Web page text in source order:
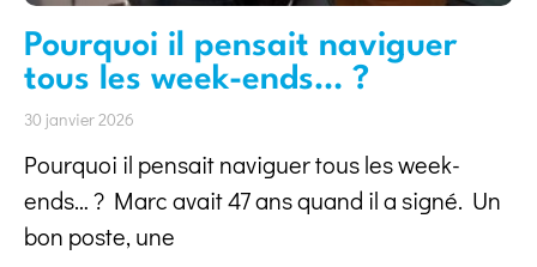
Pourquoi il pensait naviguer
tous les week-ends… ?
30 janvier 2026
Pourquoi il pensait naviguer tous les week-
ends… ? Marc avait 47 ans quand il a signé. Un
bon poste, une